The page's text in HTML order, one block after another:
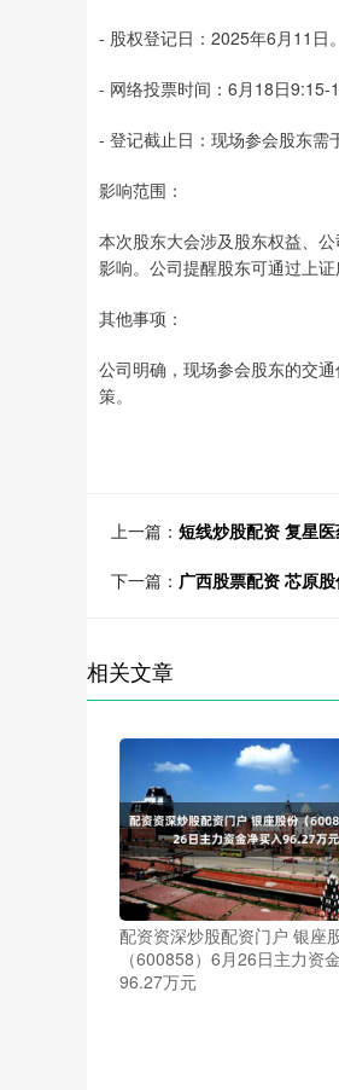
- 股权登记日：2025年6月11日。
- 网络投票时间：6月18日9:15-
- 登记截止日：现场参会股东需
影响范围：
本次股东大会涉及股东权益、
影响。公司提醒股东可通过上
其他事项：
公司明确，现场参会股东的交
策。
上一篇： 短线炒股配资 复星
下一篇： 广西股票配资 芯原
相关文章
配资资深炒股配资门户 银座
（600858）6月26日主力资
96.27万元